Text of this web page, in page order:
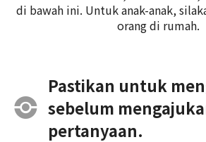
di bawah ini. Untuk anak-anak,
orang di rumah.
Pastikan untuk
sebelum
pertanyaan.